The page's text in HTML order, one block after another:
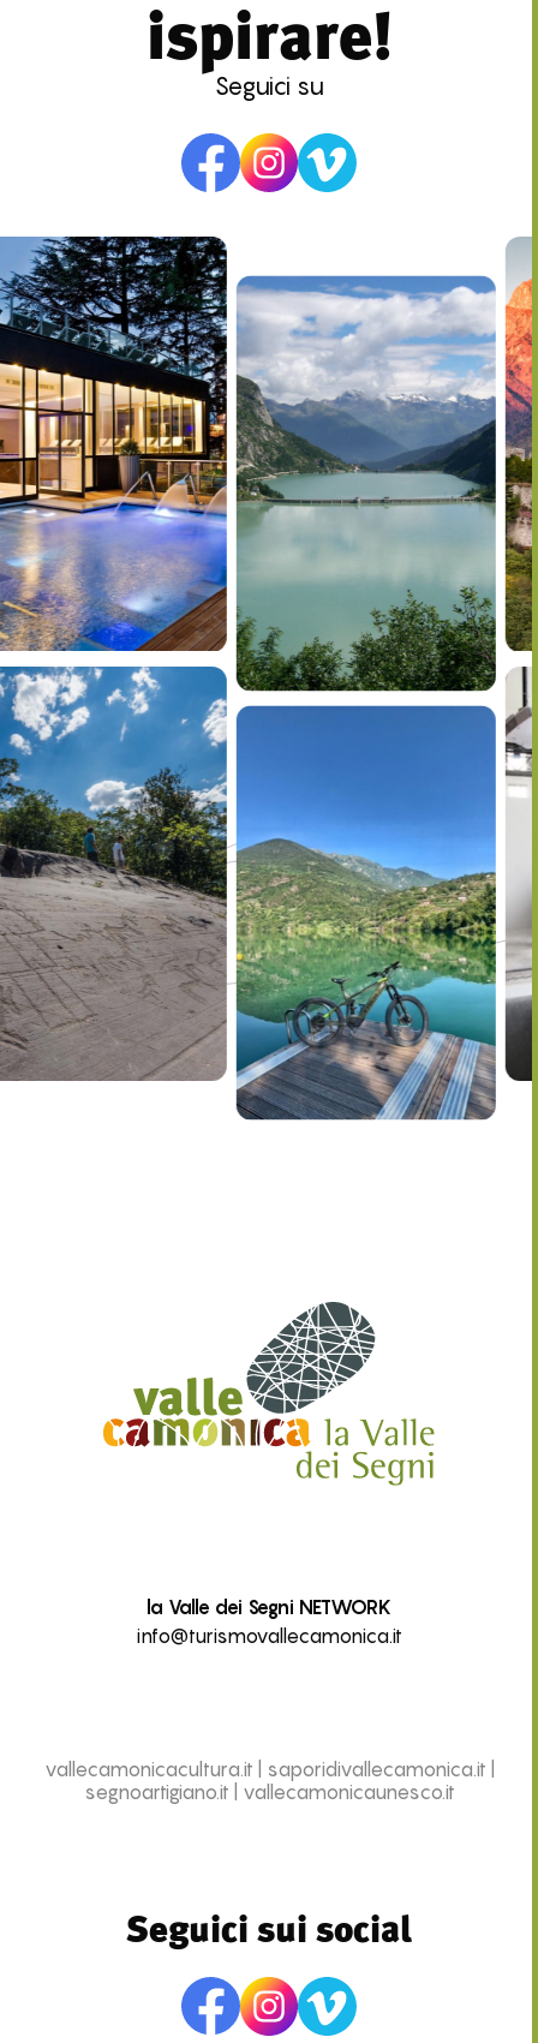
ispirare!
Seguici su
la Valle dei Segni NETWORK
info@turismovallecamonica.it
vallecamonicacultura.it saporidivallecamonica.it
segnoartigiano.it
vallecamonicaunesco.it
Seguici sui social